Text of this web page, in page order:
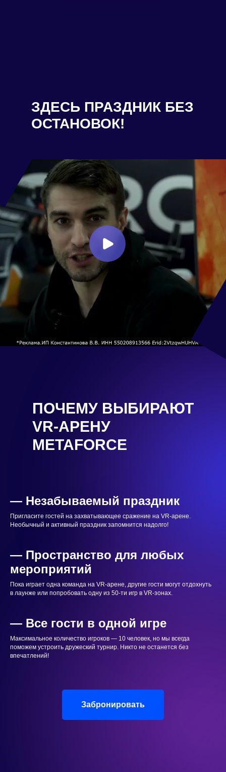
ЗДЕСЬ ПРАЗДНИК БЕЗ
ОСТАНОВОК!
ПОЧЕМУ ВЫБИРАЮТ
VR-АРЕНУ
METAFORCE
— Незабываемый праздник
Пригласите гостей на захватывающее сражение на VR-арене.
Необычный и активный праздник запомнится надолго!
— Пространство для любых
мероприятий
Пока играет одна команда на VR-арене, другие гости могут отдохнуть
в лаунже или попробовать одну из 50-ти игр в VR-зонах.
— Все гости в одной игре
Максимальное количество игроков — 10 человек, но мы всегда
поможем устроить дружеский турнир. Никто не останется без
впечатлений!
Забронировать